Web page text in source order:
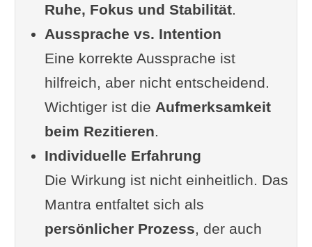
Ruhe, Fokus und Stabilität.
Aussprache vs. Intention
Eine korrekte Aussprache ist
hilfreich, aber nicht entscheidend.
Wichtiger ist die Aufmerksamkeit
beim Rezitieren.
Individuelle Erfahrung
Die Wirkung ist nicht einheitlich. Das
Mantra entfaltet sich als
persönlicher Prozess, der auch